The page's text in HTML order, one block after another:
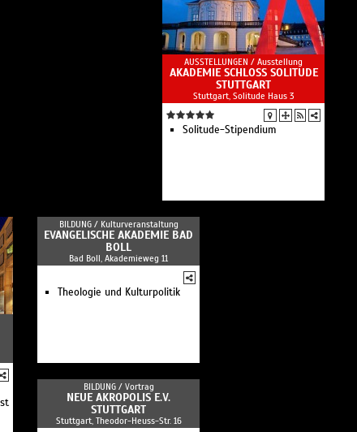
AUSSTELLUNGEN / Ausstellung
AKADEMIE SCHLOSS SOLITUDE
STUTTGART
Stuttgart, Solitude Haus 3
Solitude-Stipendium
BILDUNG / Kulturveranstaltung
EVANGELISCHE AKADEMIE BAD
BOLL
Bad Boll, Akademieweg 11
Theologie und Kulturpolitik
BILDUNG / Vortrag
NEUE AKROPOLIS E.V.
STUTTGART
Stuttgart, Theodor-Heuss-Str. 16